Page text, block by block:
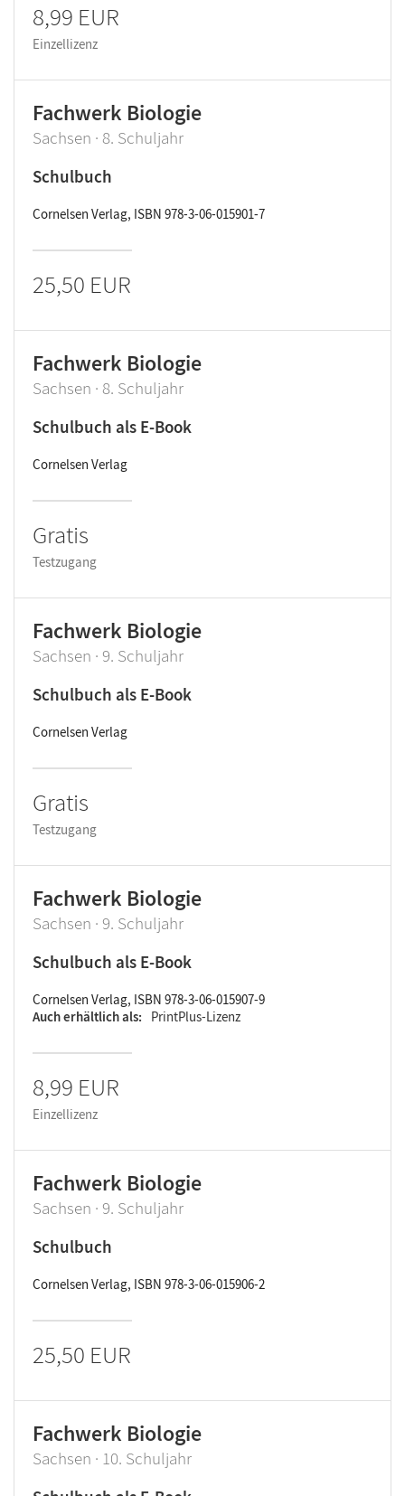
8,99 EUR
Einzellizenz
Fachwerk Biologie
Sachsen · 8. Schuljahr
Schulbuch
Cornelsen Verlag, ISBN 978-3-06-015901-7
25,50 EUR
Fachwerk Biologie
Sachsen · 8. Schuljahr
Schulbuch als E-Book
Cornelsen Verlag
Gratis
Testzugang
Fachwerk Biologie
Sachsen · 9. Schuljahr
Schulbuch als E-Book
Cornelsen Verlag
Gratis
Testzugang
Fachwerk Biologie
Sachsen · 9. Schuljahr
Schulbuch als E-Book
Cornelsen Verlag, ISBN 978-3-06-015907-9
Auch erhältlich als
PrintPlus-Lizenz
8,99 EUR
Einzellizenz
Fachwerk Biologie
Sachsen · 9. Schuljahr
Schulbuch
Cornelsen Verlag, ISBN 978-3-06-015906-2
25,50 EUR
Fachwerk Biologie
Sachsen · 10. Schuljahr